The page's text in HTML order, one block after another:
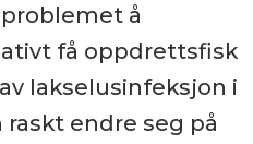
å
få oppdrettsfisk
lakselusinfeksjon i
endre seg på